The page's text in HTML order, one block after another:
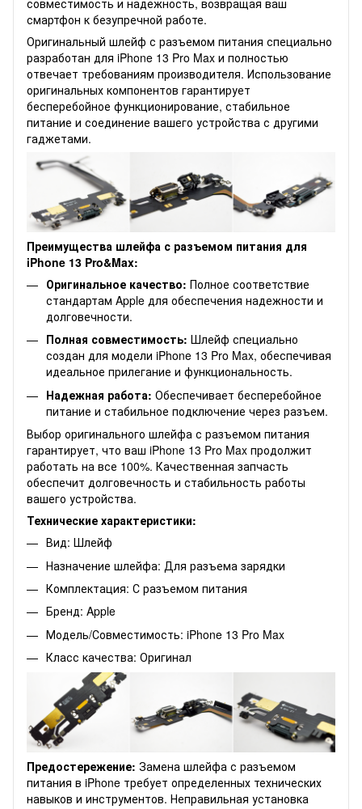
смартфон к безупречной работе.
Оригинальный шлейф с разъемом питания специально
разработан для iPhone 13 Pro Max и полностью
отвечает требованиям производителя. Использование
оригинальных компонентов гарантирует
бесперебойное функционирование, стабильное
питание и соединение вашего устройства с другими
гаджетами.
Преимущества шлейфа с разъемом питания для
iPhone 13 Pro&Max:
Оригинальное качество: Полное соответствие
стандартам Apple для обеспечения надежности и
долговечности.
Полная совместимость: Шлейф специально
создан для модели iPhone 13 Pro Max, обеспечивая
идеальное прилегание и функциональность.
Надежная работа: Обеспечивает бесперебойное
питание и стабильное подключение через разъем.
Выбор оригинального шлейфа с разъемом питания
гарантирует, что ваш iPhone 13 Pro Max продолжит
работать на все 100%. Качественная запчасть
обеспечит долговечность и стабильность работы
вашего устройства.
Технические характеристики:
Вид: Шлейф
Назначение шлейфа: Для разъема зарядки
Комплектация: С разъемом питания
Бренд: Apple
Модель/Совместимость: iPhone 13 Pro Max
Класс качества: Оригинал
Предостережение: Замена шлейфа с разъемом
питания в iPhone требует определенных технических
навыков и инструментов. Неправильная установка